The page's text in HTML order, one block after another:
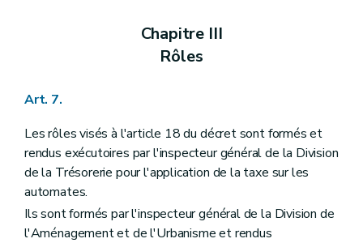
Chapitre III
Rôles
Art. 7.
Les rôles visés à l'article 18 du décret sont formés et
rendus exécutoires par l'inspecteur général de la Division
de la Trésorerie pour l'application de la taxe sur les
automates.
Ils sont formés par l'inspecteur général de la Division de
l'Aménagement et de l'Urbanisme et rendus